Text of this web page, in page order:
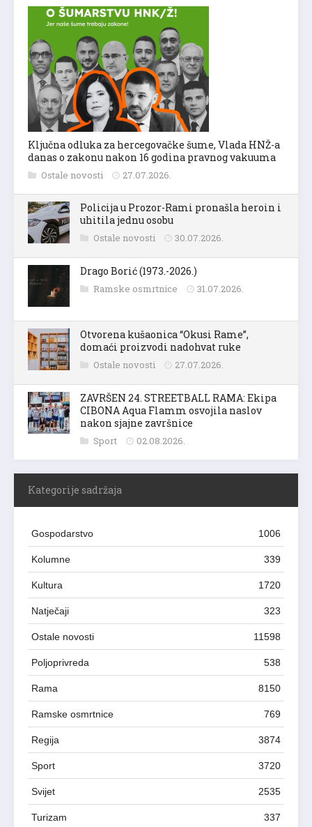
Ključna odluka za hercegovačke šume, Vlada HNŽ-a
danas o zakonu nakon 16 godina pravnog vakuuma
Ostale novosti 27.07.2026.
Policija u Prozor-Rami pronašla heroin i
uhitila jednu osobu
Ostale novosti 30.07.2026.
Drago Borić (1973.-2026.)
Ramske osmrtnice 31.07.2026.
Otvorena kušaonica “Okusi Rame”,
domaći proizvodi nadohvat ruke
Ostale novosti 27.07.2026.
ZAVRŠEN 24. STREETBALL RAMA: Ekipa
CIBONA Aqua Flamm osvojila naslov
nakon sjajne završnice
Sport 02.08.2026.
Kategorije sadržaja
Gospodarstvo 1006
Kolumne 339
Kultura 1720
Natječaji 323
Ostale novosti 11598
Poljoprivreda 538
Rama 8150
Ramske osmrtnice 769
Regija 3874
Sport 3720
Svijet 2535
Turizam 337